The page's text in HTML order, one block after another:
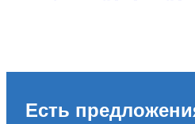
Есть